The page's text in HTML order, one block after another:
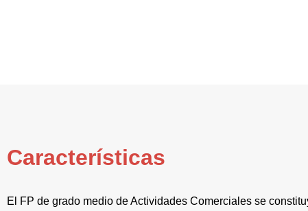
Características
El FP de grado medio de Actividades Comerciales se